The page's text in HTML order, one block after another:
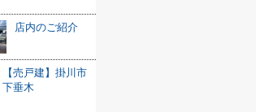
店内のご紹介
【売戸建】掛川市
下垂木